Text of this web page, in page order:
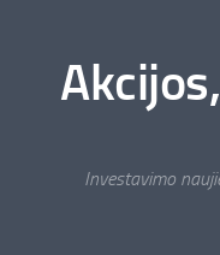
Investavimo